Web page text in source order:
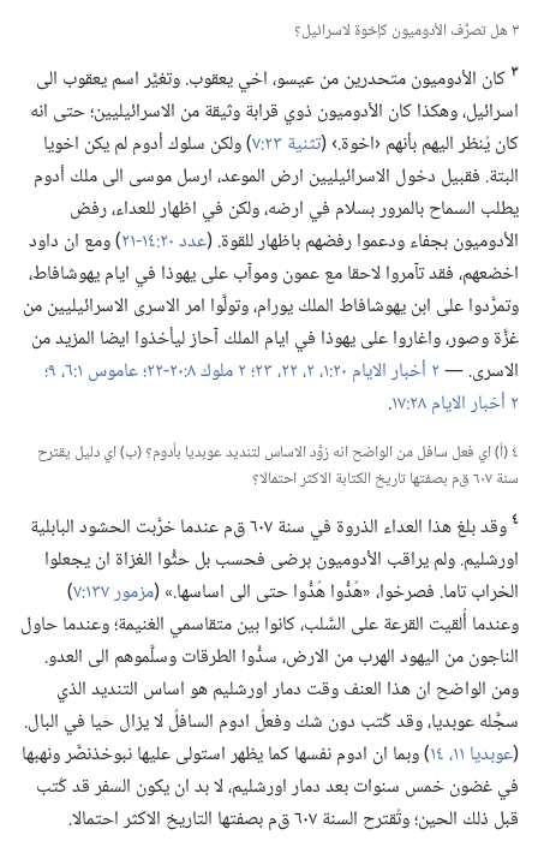
٣ هل تصرَّف الأدوميون كإخوة لاسرائيل؟‏
٣ كان الأدوميون متحدرين من عيسو،‏ اخي يعقوب.‏ وتغيَّر اسم يعقوب الى
اسرائيل،‏ وهكذا كان الأدوميون ذوي قرابة وثيقة من الاسرائيليين؛‏ حتى انه
كان يُنظر اليهم بأنهم ‹اخوة.‏› (‏تثنية ٢٣:‏٧
‏)‏ ولكن سلوك أدوم لم يكن اخويا
البتة.‏ فقبيل دخول الاسرائيليين ارض الموعد،‏ ارسل موسى الى ملك أدوم
يطلب السماح بالمرور بسلام في ارضه،‏ ولكن في اظهار للعداء،‏ رفض
الأدوميون بجفاء ودعموا رفضهم باظهار للقوة.‏ (‏عدد ٢٠:‏​١٤-‏٢١
‏)‏ ومع ان داود
اخضعهم،‏ فقد تآ‌مروا لاحقا مع عمون وموآب على يهوذا في ايام يهوشافاط،‏
وتمرَّدوا على ابن يهوشافاط الملك يورام،‏ وتولَّوا امر الاسرى الاسرائيليين من
غزَّة وصور،‏ واغاروا على يهوذا في ايام الملك آحاز ليأخذوا ايضا المزيد من
الاسرى.‏ —‏٢ أخبار الايام ٢٠:‏​١،‏ ٢،‏ عاموس ١:‏​٦،‏
٢ أخبار الايام ٢٨:‏١٧
‏.‏
٤ (‏أ)‏ اي فعل سافل من الواضح انه زوَّد الاساس لتنديد عوبديا بأدوم؟‏ (‏ب)‏ اي دليل يقترح
سنة ٦٠٧ ق‌م بصفتها تاريخ الكتابة الاكثر احتمالا؟‏
٤
وقد بلغ هذا العداء الذروة في سنة ٦٠٧ ق‌م عندما خرَّبت الحشود البابلية
اورشليم.‏ ولم يراقب الأدوميون برضى فحسب بل حثُّوا الغزاة ان يجعلوا
الخراب تاما.‏ فصرخوا،‏ «هُدُّوا هُدُّوا حتى الى اساسها.‏» (‏مزمور ١٣٧:‏٧
‏)‏
وعندما أُلقيت القرعة على السَّلب،‏ كانوا بين متقاسمي الغنيمة؛‏ وعندما حاول
الناجون من اليهود الهرب من الارض،‏ سدُّوا الطرقات وسلَّموهم الى العدو.‏
ومن الواضح ان هذا العنف وقت دمار اورشليم هو اساس التنديد الذي
سجَّله عوبديا،‏ وقد كُتب دون شك وفعلُ ادوم السافلُ لا يزال حيا في البال.‏
(‏عوبديا ١١،‏
‏)‏ وبما ان ادوم نفسها كما يظهر استولى عليها نبوخذنصَّر ونهبها
في غضون خمس سنوات بعد دمار اورشليم،‏ لا بد ان يكون السفر قد كُتب
قبل ذلك الحين؛‏ وتُقترح السنة ٦٠٧ ق‌م بصفتها التاريخ الاكثر احتمالا.‏